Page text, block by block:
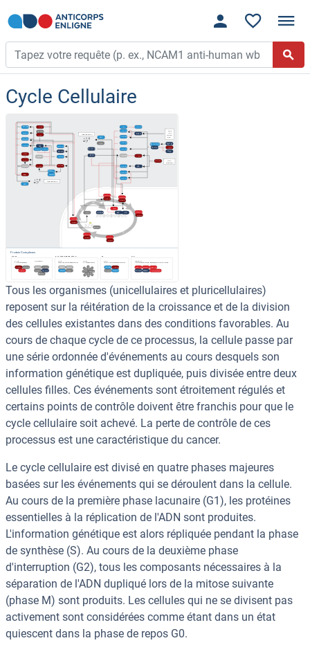
Cycle Cellulaire
Tous les organismes (unicellulaires et pluricellulaires)
reposent sur la réitération de la croissance et de la division
des cellules existantes dans des conditions favorables. Au
cours de chaque cycle de ce processus, la cellule passe par
une série ordonnée d'événements au cours desquels son
information génétique est dupliquée, puis divisée entre deux
cellules filles. Ces événements sont étroitement régulés et
certains points de contrôle doivent être franchis pour que le
cycle cellulaire soit achevé. La perte de contrôle de ces
processus est une caractéristique du cancer.
Le cycle cellulaire est divisé en quatre phases majeures
basées sur les événements qui se déroulent dans la cellule.
Au cours de la première phase lacunaire (G1), les protéines
essentielles à la réplication de l'ADN sont produites.
L'information génétique est alors répliquée pendant la phase
de synthèse (S). Au cours de la deuxième phase
d'interruption (G2), tous les composants nécessaires à la
séparation de l'ADN dupliqué lors de la mitose suivante
(phase M) sont produits. Les cellules qui ne se divisent pas
activement sont considérées comme étant dans un état
quiescent dans la phase de repos G0.